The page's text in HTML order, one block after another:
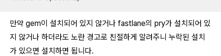
만약 gem이 설치되어 있지 않거나 fastlane의 pry가 설치되어 있
지 않거나 하더라도 노란 경고로 친절하게 알려주니 누락된 설치
가 있으면 설치하면 됩니다.